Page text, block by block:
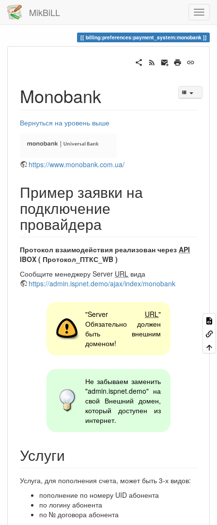
MikBiLL
billing:preferences:payment_system:monobank
Monobank
Вернуться на уровень выше
https://www.monobank.com.ua/
Пример заявки на
подключение
провайдера
Протокол взаимодействия реализован через API
IBOX ( Протокол_ПТКС_WB )
Сообщите менеджеру Server URL вида
https://admin.ispnet.demo/ajax/index/monobank
"Server URL"
Обязательно должен
быть внешним
доменом!
Не забываем заменить
"admin.ispnet.demo" на
свой Внешний домен,
который доступен из
интернет.
Услуги
Услуга, для пополнения счета, может быть 3-х видов:
пополнение по номеру UID абонента
по логину абонента
по № договора абонента